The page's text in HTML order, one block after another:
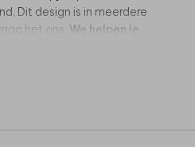
Dit design is in meerdere
het ons. We helpen je